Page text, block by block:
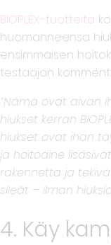
BIOPLEX-tuotteita
huomanneensa
ensimmäisen
testaajan
”Nämä ovat aivan
hiukset kerran
hiukset ovat ihan
ja hoitoaine
rakennetta ja
sileät – ilman
4. Käy